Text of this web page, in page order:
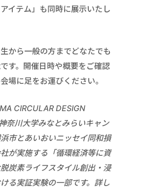
イテム」も同時に展示いたし
から一般の方までどなたでも
す。開催日時や概要をご確認
場に足をお運びください。
CIRCULAR DESIGN
奈川大学みなとみらいキャン
市とあいおいニッセイ同和損
が実施する「循環経済等に資
炭素ライフスタイル創出・浸
る実証実験の一部です。詳し